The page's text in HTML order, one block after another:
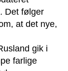
Det følger
at det nye,
gik i
farlige